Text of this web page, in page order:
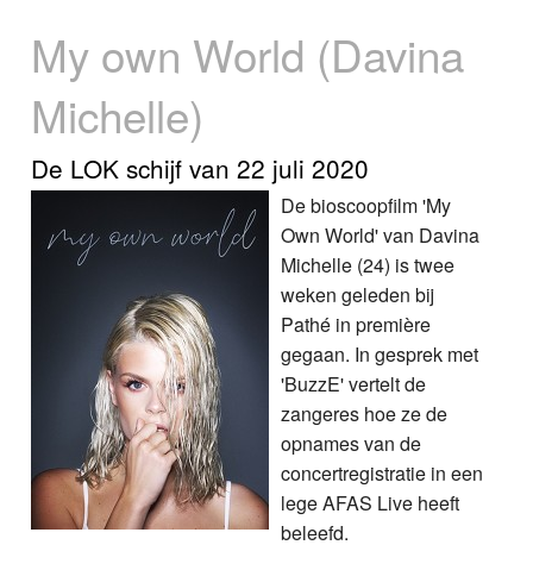
Video
Webcam
Info
My own World (Davina
Michelle)
De LOK schijf van 22 juli 2020
De bioscoopfilm 'My
Own World' van Davina
Michelle (24) is twee
weken geleden bij
Pathé in première
gegaan. In gesprek met
'BuzzE' vertelt de
zangeres hoe ze de
opnames van de
concertregistratie in een
lege AFAS Live heeft
beleefd.